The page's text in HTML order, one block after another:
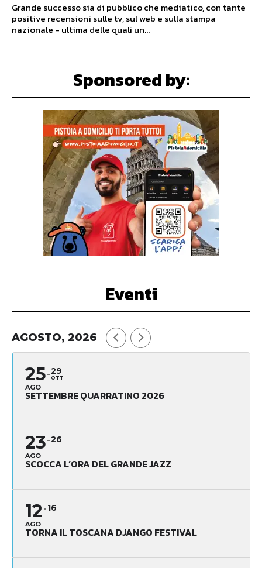
Grande successo sia di pubblico che mediatico, con tante
positive recensioni sulle tv, sul web e sulla stampa
nazionale - ultima delle quali un...
Sponsored by:
Eventi
AGOSTO, 2026
25
AGO
29
OTT
SETTEMBRE QUARRATINO 2026
23
AGO
26
SCOCCA L’ORA DEL GRANDE JAZZ
12
AGO
16
TORNA IL TOSCANA DJANGO FESTIVAL